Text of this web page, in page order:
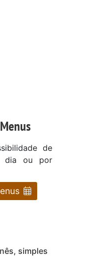
de
dia ou por
simples